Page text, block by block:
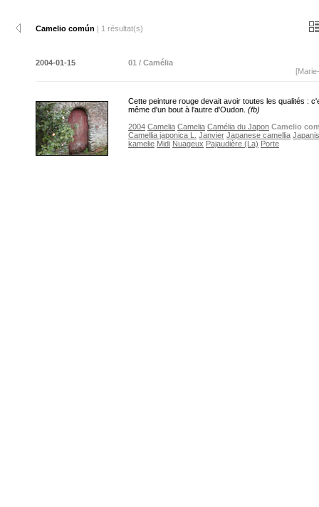
Camelio común | 1 résultat(s)
2004-01-15
01 / Camélia
Cette peinture rouge devait avoir toutes les qualités :
même d'un bout à l'autre d'Oudon. (fb)
2004 Camelia Camelia Camélia du Japon Camelio
Camellia japonica L.
Janvier Japanese camellia
kamelie Midi Nuageux Pajaudière (La) Porte